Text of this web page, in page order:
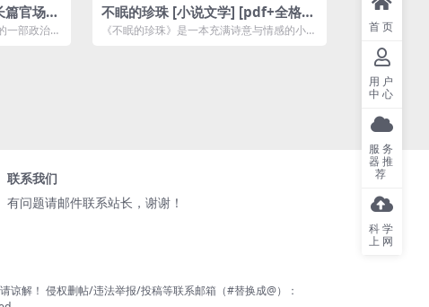
篇官场小
阴谋[pdf]
一部政治题
不眠的珍珠 [ 小说文学] [pdf+全格
式]
《不眠的珍珠》是一本充满诗意与情感的小
联系我们
有问题请邮件联系站长，谢谢！
谅解！ 侵权删帖/违法举报/投稿等联系邮箱（#替换成@）：
首页
用户
中心
服务
器推
荐
科学
上网